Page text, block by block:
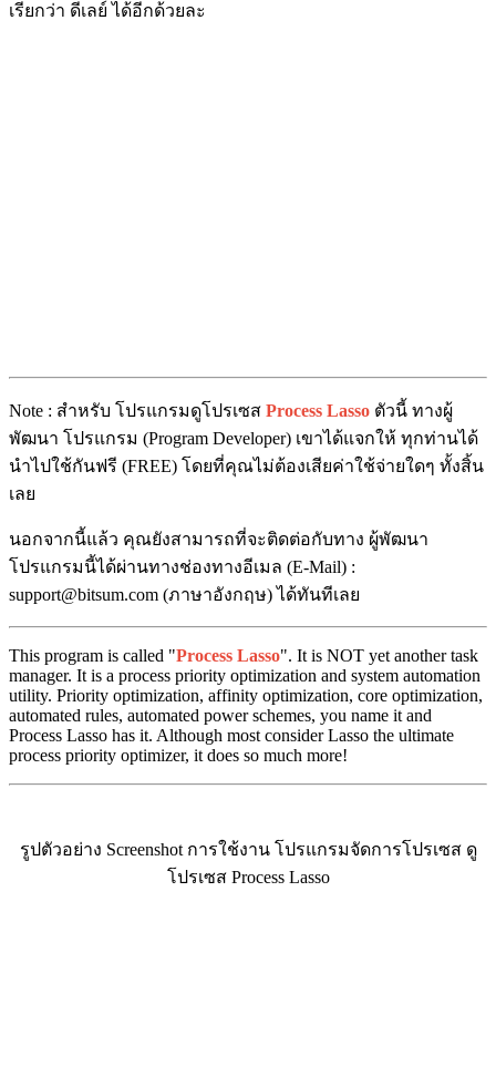
เรียกว่า ดีเลย์ ได้อีกด้วยละ
Note : สำหรับ โปรแกรมดูโปรเซส Process Lasso ตัวนี้ ทางผู้
พัฒนา โปรแกรม (Program Developer) เขาได้แจกให้ ทุกท่านได้
นำไปใช้กันฟรี (FREE) โดยที่คุณไม่ต้องเสียค่าใช้จ่ายใดๆ ทั้งสิ้น
เลย
นอกจากนี้แล้ว คุณยังสามารถที่จะติดต่อกับทาง ผู้พัฒนา
โปรแกรมนี้ได้ผ่านทางช่องทางอีเมล (E-Mail) :
support@bitsum.com (ภาษาอังกฤษ) ได้ทันทีเลย
This program is called "Process Lasso". It is NOT yet another task
manager. It is a process priority optimization and system automation
utility. Priority optimization, affinity optimization, core optimization,
automated rules, automated power schemes, you name it and
Process Lasso has it. Although most consider Lasso the ultimate
process priority optimizer, it does so much more!
รูปตัวอย่าง Screenshot การใช้งาน โปรแกรมจัดการโปรเซส ดู
โปรเซส Process Lasso